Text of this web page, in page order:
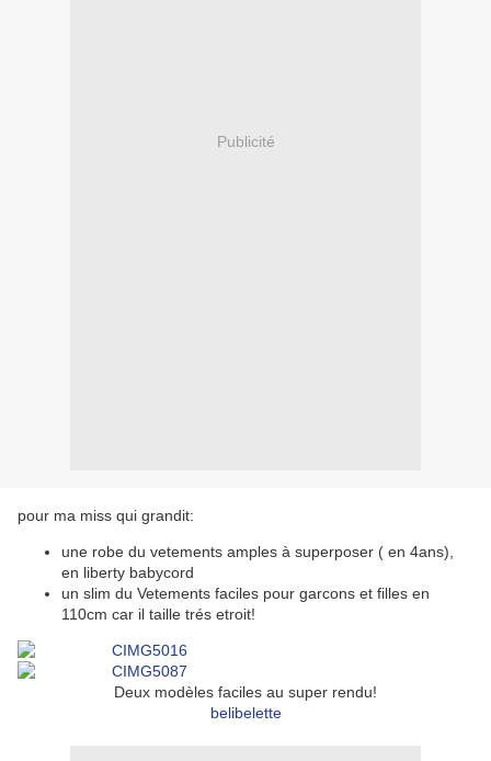
Publicité
pour ma miss qui grandit:
une robe du vetements amples à superposer ( en 4ans),
en liberty babycord
un slim du Vetements faciles pour garcons et filles en
110cm car il taille trés etroit!
Deux modèles faciles au super rendu!
belibelette